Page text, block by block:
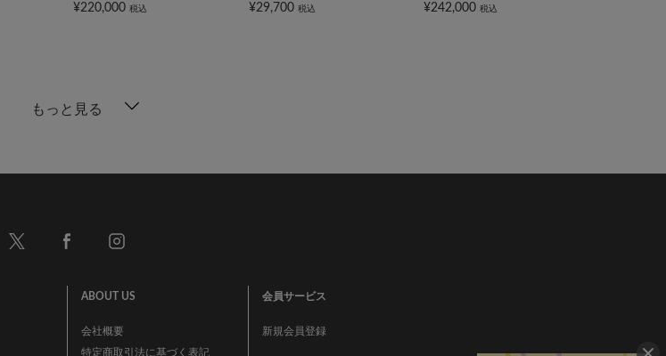
¥220,000 税込 ¥29,700 税込 ¥242,000税込
もっと見る
ABOUT US
会社概要
特定商取引法に基づく表記
会員サービス
新規会員登録